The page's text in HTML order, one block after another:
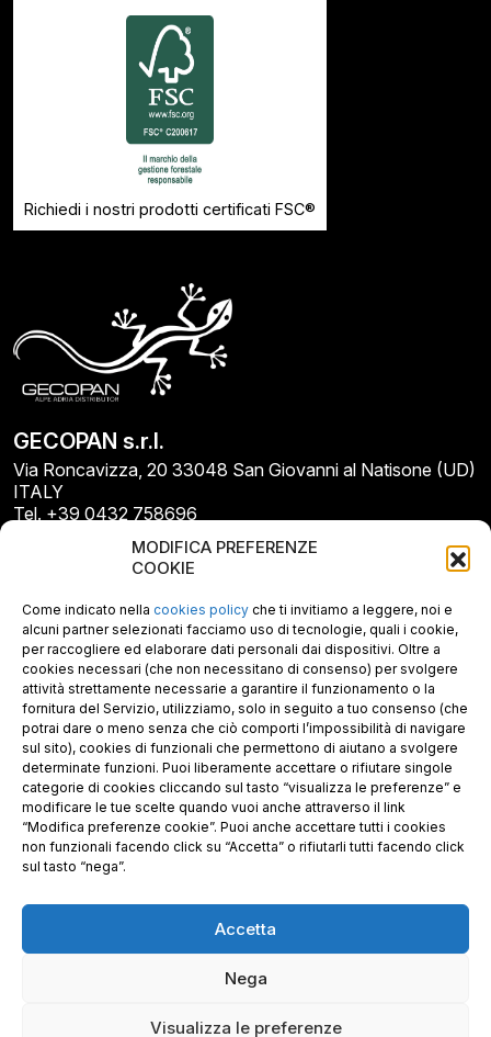
MODIFICA PREFERENZE
COOKIE
Come indicato nella cookies policy che ti invitiamo a leggere, noi e
alcuni partner selezionati facciamo uso di tecnologie, quali i cookie,
per raccogliere ed elaborare dati personali dai dispositivi. Oltre a
cookies necessari (che non necessitano di consenso) per svolgere
attività strettamente necessarie a garantire il funzionamento o la
fornitura del Servizio, utilizziamo, solo in seguito a tuo consenso (che
potrai dare o meno senza che ciò comporti l’impossibilità di navigare
sul sito), cookies di funzionali che permettono di aiutano a svolgere
determinate funzioni. Puoi liberamente accettare o rifiutare singole
categorie di cookies cliccando sul tasto “visualizza le preferenze” e
modificare le tue scelte quando vuoi anche attraverso il link
“Modifica preferenze cookie”. Puoi anche accettare tutti i cookies
non funzionali facendo click su “Accetta” o rifiutarli tutti facendo click
sul tasto “nega”.
Accetta
Nega
Visualizza le preferenze
Richiedi i nostri prodotti certificati FSC®
GECOPAN s.r.l.
Via Roncavizza, 20 33048 San Giovanni al Natisone (UD)
ITALY
Tel. +39 0432 758696
E-mail: info@gecopan.it
E-mail PEC: gecopan@pec.it
P.I. E C.F. 02487660306
N. REA UD 264834
Capitale sociale € 30.000
Richiedi i nostri prodotti certificati FSC®
© 2025 GE.CO. PANNELLI S.R.L. & GECOPAN s.r.l. –